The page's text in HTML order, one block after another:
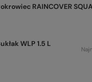
RAINCOVER
WLP 1.5 L